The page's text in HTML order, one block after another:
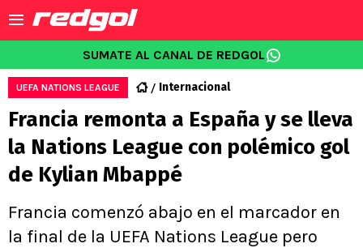
SUMATE AL CANAL DE REDGOL
UEFA NATIONS LEAGUE Internacional
Francia remonta a España y se lleva
la Nations League con polémico gol
de Kylian Mbappé
Francia comenzó abajo en el marcador en
la final de la UEFA Nations League pero